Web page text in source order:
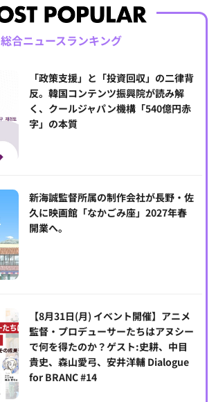
総合ニュースランキング
「政策支援」と「投資回収」の二律背
反。韓国コンテンツ振興院が読み解
く、クールジャパン機構「540億円赤
字」の本質
新海誠監督所属の制作会社が長野・佐
久に映画館「なかごみ座」2027年春
開業へ。
【8月31日(月) イベント開催】アニメ
監督・プロデューサーたちはアヌシー
で何を得たのか？ゲスト:史耕、中目
貴史、森山愛弓、安井洋輔 Dialogue
for BRANC #14